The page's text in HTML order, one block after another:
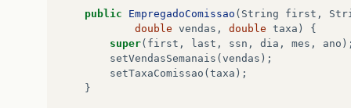
// end gets and sets
toString
format ( "%s %s\n%s: %s
public EmpregadoComissao ( String first ,
double vendas , double taxa )
{
super( first , last , ssn , dia , mes , ano
setVendasSemanais ( vendas );
setTaxaComissao ( taxa );
}